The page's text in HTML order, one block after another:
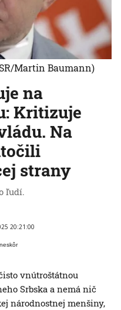
na
Kritizuje
Na
strany
ľudí.
20:21:00
Martin Baumann)
vnútroštátnou
Srbska a nemá nič
národnostnej menšiny,